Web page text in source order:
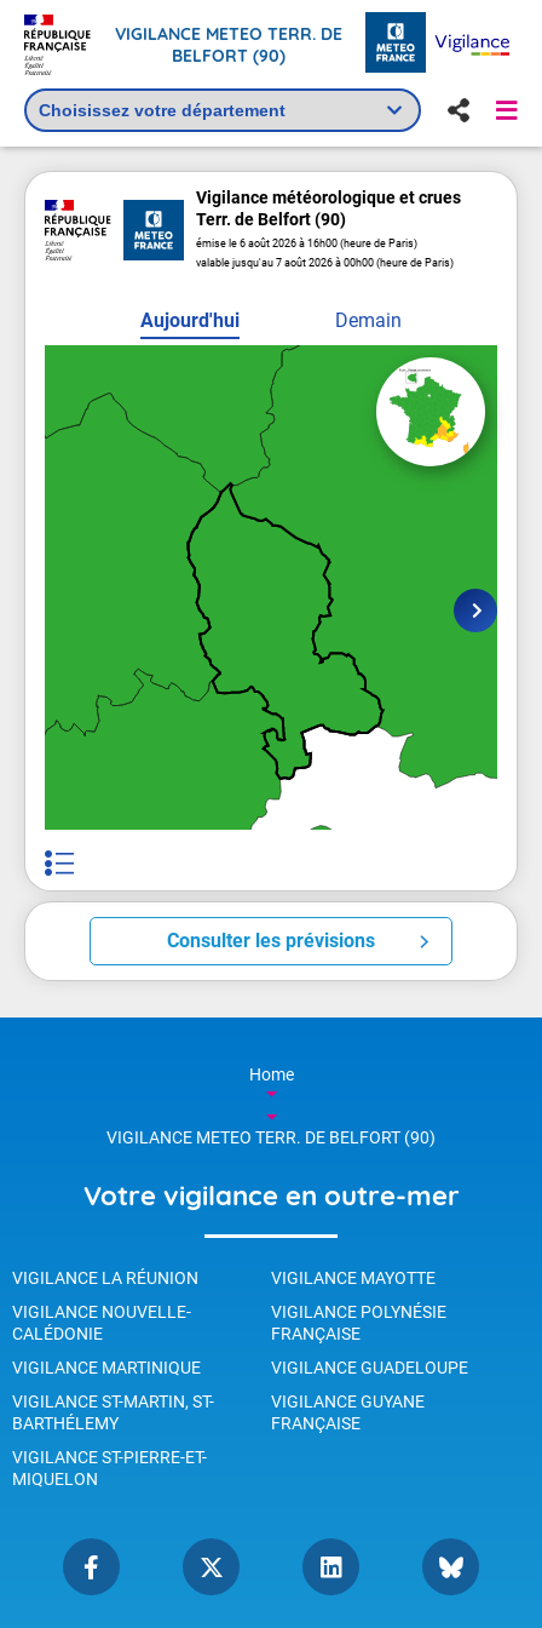
VIGILANCE METEO TERR. DE
BELFORT (90)
Vigilancemétéorologique et crues
Terr. de Belfort (90)
émise le 6 août 2026 à 16h00 (heure de Paris)
valable jusqu'au 7 août 2026 à 00h00 (heure de Paris)
Aujourd'hui Demain
Consulter les prévisions
Home
VIGILANCE METEO TERR. DE BELFORT (90)
Votre vigilance en outre-mer
VIGILANCE LA RÉUNION
VIGILANCE MAYOTTE
VIGILANCE NOUVELLE-
CALÉDONIE
VIGILANCE POLYNÉSIE
FRANÇAISE
VIGILANCE MARTINIQUE
VIGILANCE GUADELOUPE
VIGILANCE ST-MARTIN, ST-
BARTHÉLEMY
VIGILANCE GUYANE
FRANÇAISE
VIGILANCE ST-PIERRE-ET-
MIQUELON